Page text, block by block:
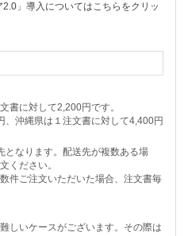
」導入についてはこちらをクリッ
書に対して2,200円です。
沖縄県は１注文書に対して4,400円
となります。配送先が複数ある場
ください。
件ご注文いただいた場合、注文書毎
しいケースがございます。その際は